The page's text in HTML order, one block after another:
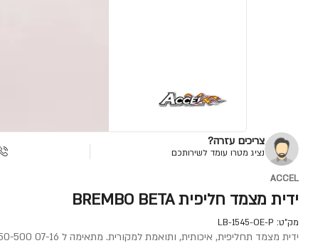
צריכים עזרה?
נציג מטרו עומד לשירותכם
ACCEL
ידית מצמד חליפית BREMBO BETA
מק"ט: LB-1545-OE-P
ידית מצמד תחליפית, איכותית, ותואמת למקורית. מתאימה ל BREMBO KTM 250-500 07-16